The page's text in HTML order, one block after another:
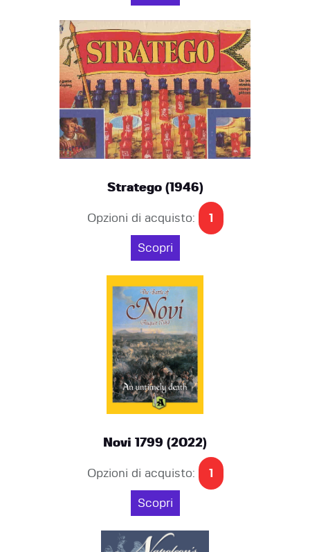
Stratego (1946)
Opzioni di acquisto: 1
Scopri
Novi 1799 (2022)
Opzioni di acquisto: 1
Scopri